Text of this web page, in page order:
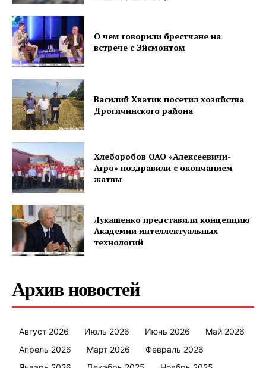
О чем говорили брестчане на
встрече с Эйсмонтом
Василий Хватик посетил хозяйства
Дрогичинского района
Хлеборобов ОАО «Алексеевичи-
Агро» поздравили с окончанием
жатвы
Лукашенко представили концепцию
Академии интеллектуальных
технологий
Архив новостей
Август 2026 Июль 2026 Июнь 2026
Май 2026
Апрель 2026
Март 2026
Февраль 2026